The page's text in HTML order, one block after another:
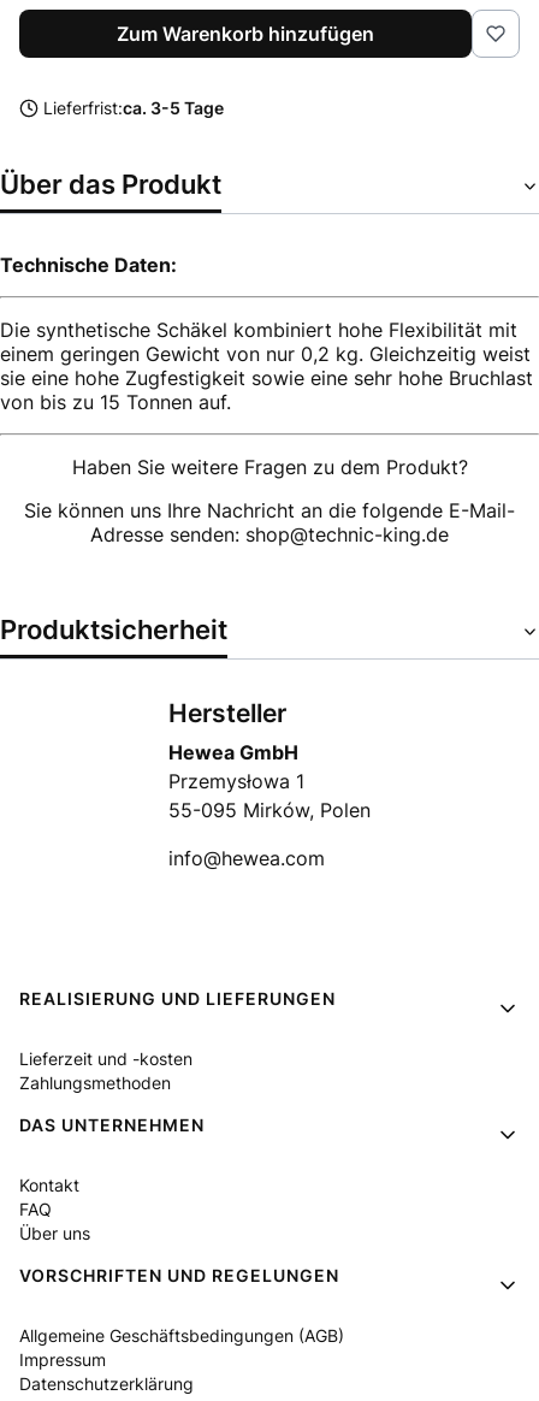
Zum Warenkorb hinzufügen
Lieferfrist:ca. 3-5 Tage
Über das Produkt
Technische Daten:
Die synthetische Schäkel kombiniert hohe Flexibilität mit
einem geringen Gewicht von nur 0,2 kg. Gleichzeitig weist
sie eine hohe Zugfestigkeit sowie eine sehr hohe Bruchlast
von bis zu 15 Tonnen auf.
Haben Sie weitere Fragen zu dem Produkt?
Sie können uns Ihre Nachricht an die folgende E-Mail-
Adresse senden: shop@technic-king.de
Produktsicherheit
Hersteller
Hewea GmbH
Przemysłowa 1
55-095 Mirków, Polen
info@hewea.com
Fußzeilenmenü
REALISIERUNG UND LIEFERUNGEN
Lieferzeit und -kosten
Zahlungsmethoden
DAS UNTERNEHMEN
Kontakt
FAQ
Über uns
VORSCHRIFTEN UND REGELUNGEN
Allgemeine Geschäftsbedingungen (AGB)
Impressum
Datenschutzerklärung